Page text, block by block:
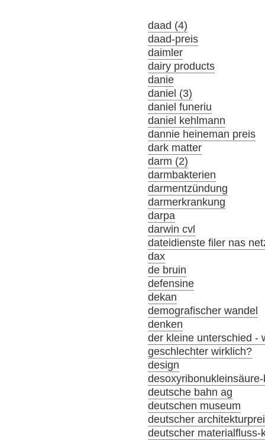
daad (4)
daad-preis
daimler
dairy products
danie
daniel (3)
daniel funeriu
daniel kehlmann
dannie heineman preis
dark matter
darm (2)
darmbakterien
darmentzündung
darmerkrankung
darpa
darwin cvl
dateidienste filer nas
dax
de bruin
defensine
dekan
demografischer wandel
denken
der kleine unterschied -
geschlechter wirklich?
design
deutsche bahn ag
deutschen museum
deutscher
deutscher materialfluss-